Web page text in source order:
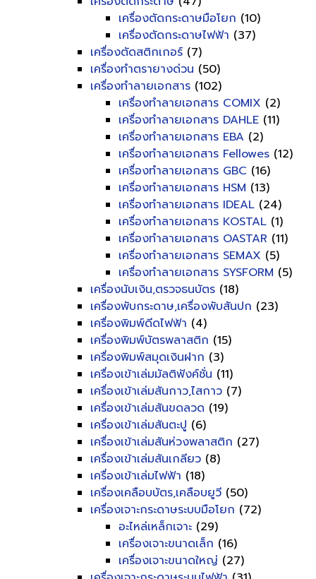
เครื่องตัดกระดาษมือโยก (10)
เครื่องตัดกระดาษไฟฟ้า (37)
เครื่องตัดสติกเกอร์ (7)
เครื่องทำตรายางด่วน (50)
เครื่องทำลายเอกสาร (102)
เครื่องทำลายเอกสาร COMIX (2)
เครื่องทำลายเอกสาร DAHLE (11)
เครื่องทำลายเอกสาร EBA (2)
เครื่องทำลายเอกสาร Fellowes (12)
เครื่องทำลายเอกสาร GBC (16)
เครื่องทำลายเอกสาร HSM (13)
เครื่องทำลายเอกสาร IDEAL (24)
เครื่องทำลายเอกสาร KOSTAL (1)
เครื่องทำลายเอกสาร OASTAR (11)
เครื่องทำลายเอกสาร SEMAX (5)
เครื่องทำลายเอกสาร SYSFORM (5)
เครื่องนับเงิน,ตรวจธนบัตร (18)
เครื่องพับกระดาษ,เครื่องพับสันปก (23)
เครื่องพิมพ์ดีดไฟฟ้า (4)
เครื่องพิมพ์บัตรพลาสติก (15)
เครื่องพิมพ์สมุดเงินฝาก (3)
เครื่องเข้าเล่มมัลติฟังค์ชั่น (11)
เครื่องเข้าเล่มสันกาว,ไสกาว (7)
เครื่องเข้าเล่มสันขดลวด (19)
เครื่องเข้าเล่มสันตะปู (6)
เครื่องเข้าเล่มสันห่วงพลาสติก (27)
เครื่องเข้าเล่มสันเกลียว (8)
เครื่องเข้าเล่มไฟฟ้า (18)
เครื่องเคลือบบัตร,เคลือบยูวี (50)
เครื่องเจาะกระดาษระบบมือโยก (72)
อะไหล่เหล็กเจาะ (29)
เครื่องเจาะขนาดเล็ก (16)
เครื่องเจาะขนาดใหญ่ (27)